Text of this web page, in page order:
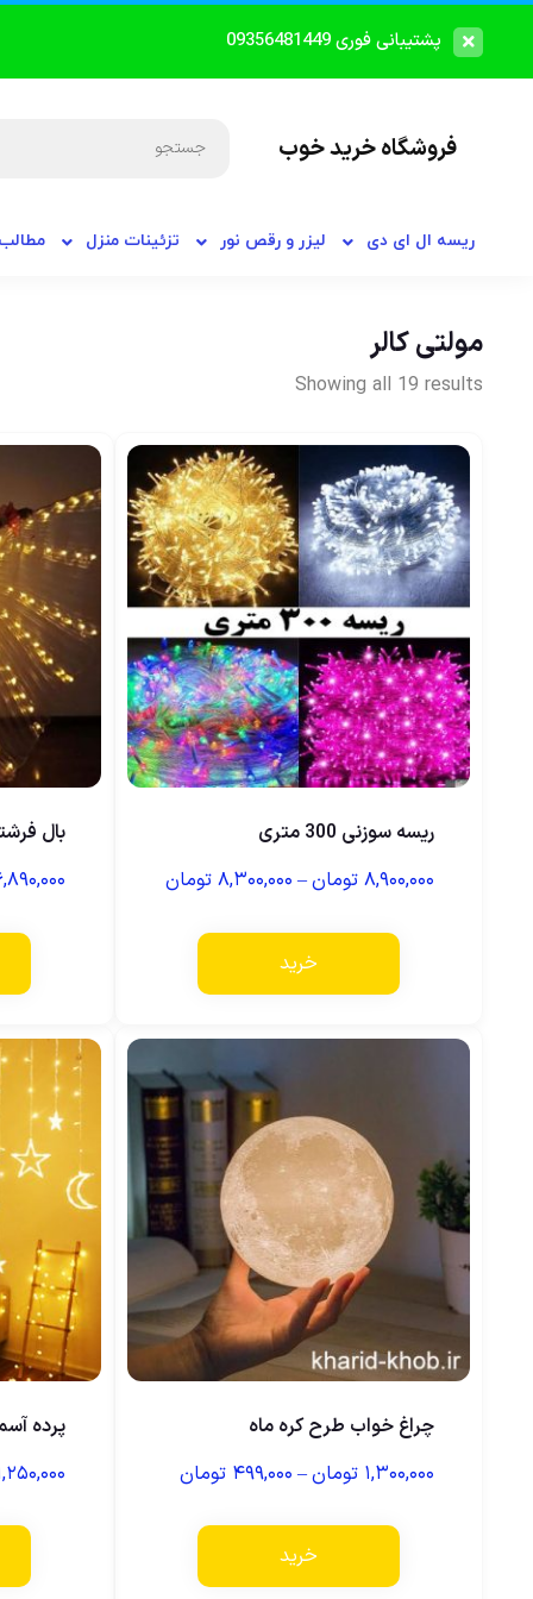
پشتیبانی فوری 09356481449
فروشگاه خرید خوب
ریسه ال ای دی لیزر و رقص نور تزئینات منزل
مولتی کالر
Showing all 19 results
ریسه سوزنی 300 متری
۸,۹۰۰,۰۰۰ تومان– ۸,۳۰۰,۰۰۰ تومان
خرید
بال
چراغ خواب طرح کره ماه
۱,۳۰۰,۰۰۰ تومان– ۴۹۹,۰۰۰ تومان
خرید
پرده